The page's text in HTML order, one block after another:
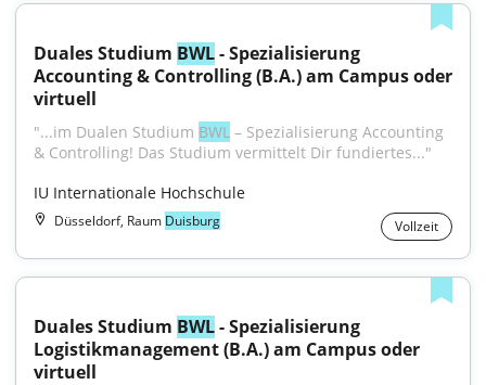
Duales Studium BWL - Spezialisierung
Accounting & Controlling (B.A.) am Campus oder
virtuell
"...im Dualen Studium BWL – Spezialisierung Accounting
& Controlling! Das Studium vermittelt Dir fundiertes..."
IU Internationale Hochschule
Düsseldorf, Raum Duisburg Vollzeit
Duales Studium BWL - Spezialisierung
Logistikmanagement (B.A.) am Campus oder
virtuell